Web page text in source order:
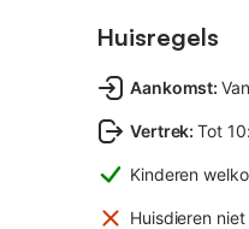
Huisregels
Aankomst:
Vertrek: Tot
Kinderen
Huisdieren